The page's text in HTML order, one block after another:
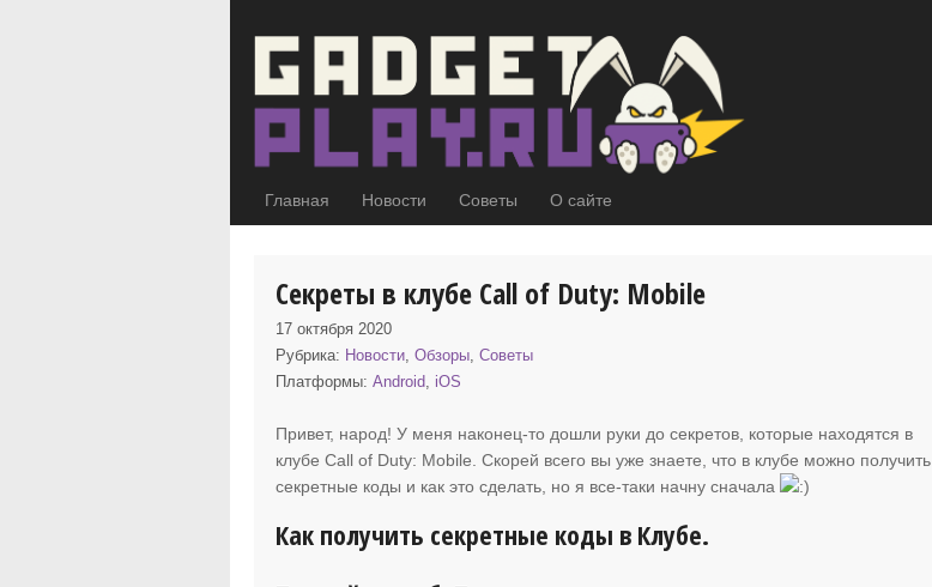
Главная Новости Советы О сайте
Секреты в клубе Call of Duty: Mobile
17 октября 2020
Рубрика: Новости,Обзоры,Советы
Платформы:Android, iOS
Привет, народ! У меня наконец-то дошли руки до секретов, которые находятся в
клубе Call of Duty: Mobile. Скорей всего вы уже знаете, что в клубе можно получить
секретные коды и как это сделать, но я все-таки начну сначала
Как получить секретные коды в Клубе.